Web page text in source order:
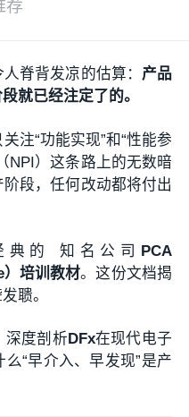
荐
脊背发凉的估算： 产品
就已经注定了的。
注“功能实现”和“性能参
NPI）这条路上的无数暗
段，任何改动都将付出
典的 知名公司 PCA
培训教材。这份文档揭
聩。
深度剖析 DFx在现代电子
“早介入、早发现”是产